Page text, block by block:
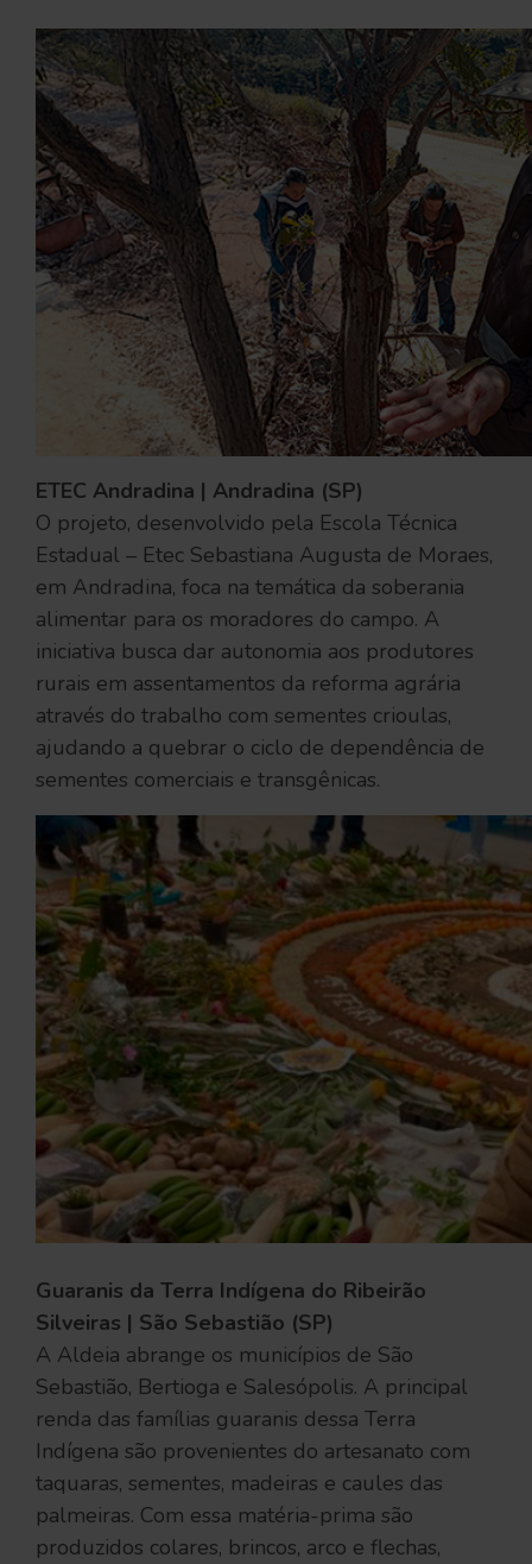
ETEC Andradina | Andradina (SP)
O projeto, desenvolvido pela Escola Técnica
Estadual – Etec Sebastiana Augusta de Moraes,
em Andradina, foca na temática da soberania
alimentar para os moradores do campo. A
iniciativa busca dar autonomia aos produtores
rurais em assentamentos da reforma agrária
através do trabalho com sementes crioulas,
ajudando a quebrar o ciclo de dependência de
sementes comerciais e transgênicas.
Guaranis da Terra Indígena do Ribeirão
Silveiras | São Sebastião (SP)
A Aldeia abrange os municípios de São
Sebastião, Bertioga e Salesópolis. A principal
renda das famílias guaranis dessa Terra
Indígena são provenientes do artesanato com
taquaras, sementes, madeiras e caules das
palmeiras. Com essa matéria-prima são
produzidos colares, brincos, arco e flechas,